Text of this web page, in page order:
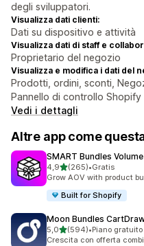
degli sviluppatori.
Visualizza dati clienti:
Dati su dispositivo e attività
Visualizza dati di staff e
Proprietario del negozio
Visualizza e modifica i dati del
Prodotti, ordini, sconti,
Pannello di controllo Shopify
Vedi i dettagli
Altre app come
SMART Bundles
4,9stelle su 5
(265)
265 recensioni totali
•Gratis
Grow AOV with product
Built for Shopify
Moon Bundles
5,0stelle su 5
(594)
594 recensioni totali
•Piano
Crescita con offerta